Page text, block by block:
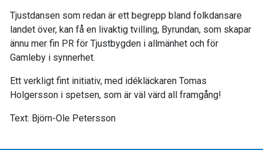
Tjustdansen som redan är ett begrepp bland folkdansare
landet över, kan få en livaktig tvilling, Byrundan, som skapar
ännu mer fin PR för Tjustbygden i allmänhet och för
Gamleby i synnerhet.
Ett verkligt fint initiativ, med idékläckaren Tomas
Holgersson i spetsen, som är väl värd all framgång!
Text: Björn-Ole Petersson